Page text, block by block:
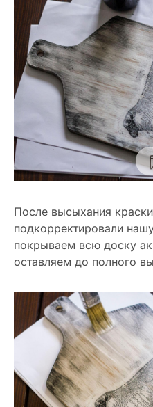
После высыхания
подкорректировали
покрываем всю доску
оставляем до полного